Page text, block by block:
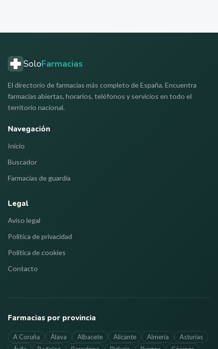
SoloFarmacias
El directorio de farmacias más completo de España. Encuentra
farmacias abiertas, horarios, teléfonos y servicios en todo el
territorio nacional.
Navegación
Inicio
Buscador
Farmacias de guardia
Legal
Aviso legal
Política de privacidad
Política de cookies
Contacto
Farmacias por provincia
A Coruña Álava Albacete Alicante Almería
Asturias